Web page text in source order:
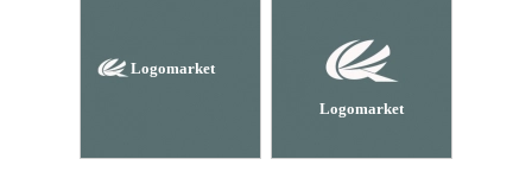
Logomarket
Logomarket